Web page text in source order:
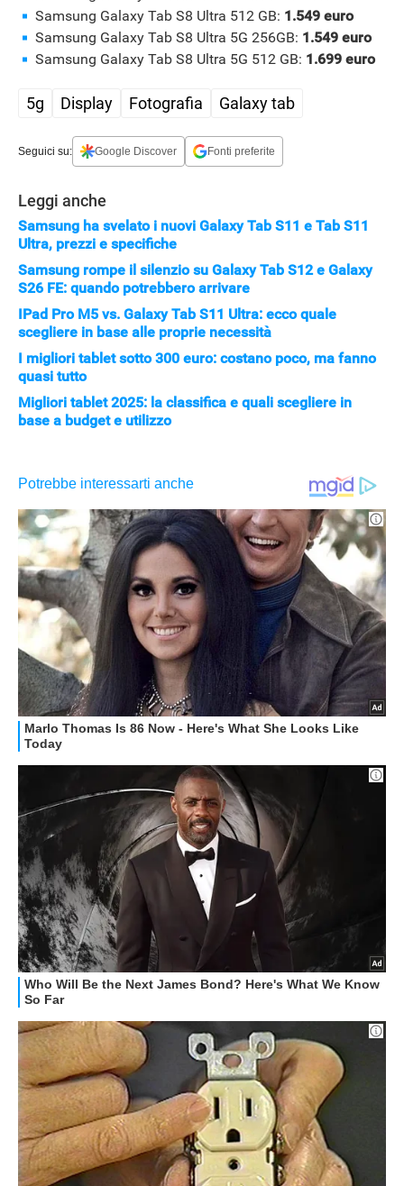
STREAMING E SERIE TV
Samsung Galaxy Tab S8 Ultra 512 GB: 1.549 euro
Samsung Galaxy Tab S8 Ultra 5G 256GB: 1.549 euro
Samsung Galaxy Tab S8 Ultra 5G 512 GB: 1.699 euro
5g Display Fotografia Galaxy tab
Seguici su: Google Discover Fonti preferite
Leggi anche
Samsung ha svelato i nuovi Galaxy Tab S11 e Tab S11
Ultra, prezzi e specifiche
Samsung rompe il silenzio su Galaxy Tab S12 e Galaxy
S26 FE: quando potrebbero arrivare
IPad Pro M5 vs. Galaxy Tab S11 Ultra: ecco quale
scegliere in base alle proprie necessità
I migliori tablet sotto 300 euro: costano poco, ma fanno
quasi tutto
Migliori tablet 2025: la classifica e quali scegliere in
base a budget e utilizzo